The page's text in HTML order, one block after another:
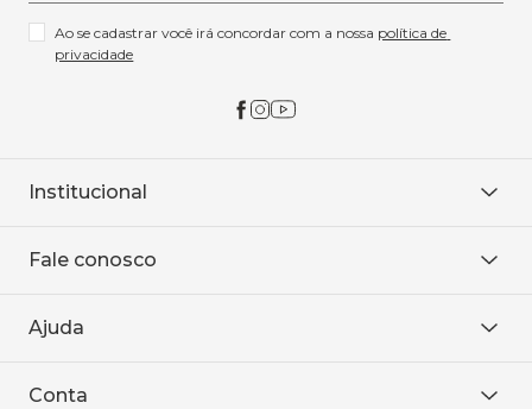
Ao se cadastrar você irá concordar com a nossa política de
privacidade
Institucional
Onde encontrar
Baixe o APP
Fale conosco
WhatsApp
Ajuda
Política de entrega
Conta